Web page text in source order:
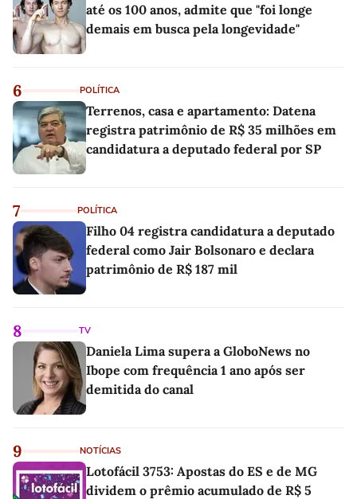
até os 100 anos, admite que "foi longe
demais em busca pela longevidade"
6 POLÍTICA
Terrenos, casa e apartamento: Datena
registra patrimônio de R$ 35 milhões em
candidatura a deputado federal por SP
7 POLÍTICA
Filho 04 registra candidatura a deputado
federal como Jair Bolsonaro e declara
patrimônio de R$ 187 mil
8 TV
Daniela Lima supera a GloboNews no
Ibope com frequência 1 ano após ser
demitida do canal
9 NOTÍCIAS
Lotofácil 3753: Apostas do ES e de MG
dividem o prêmio acumulado de R$ 5